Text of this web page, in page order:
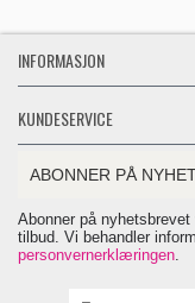
INFORMASJON
KUNDESERVICE
ABONNER PÅ
Abonner på
tilbud. Vi behandler
personvernerklæringen.